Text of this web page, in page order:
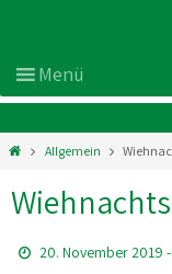
Allgemein
20. November 2019